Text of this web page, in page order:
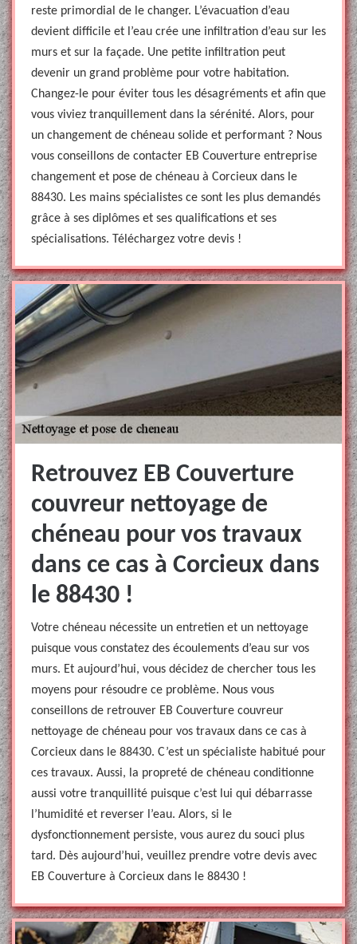
reste primordial de le changer. L’évacuation d’eau
devient difficile et l’eau crée une infiltration d’eau sur les
murs et sur la façade. Une petite infiltration peut
devenir un grand problème pour votre habitation.
Changez-le pour éviter tous les désagréments et afin que
vous viviez tranquillement dans la sérénité. Alors, pour
un changement de chéneau solide et performant ? Nous
vous conseillons de contacter EB Couverture entreprise
changement et pose de chéneau à Corcieux dans le
88430. Les mains spécialistes ce sont les plus demandés
grâce à ses diplômes et ses qualifications et ses
spécialisations. Téléchargez votre devis !
Retrouvez EB Couverture
couvreur nettoyage de
chéneau pour vos travaux
dans ce cas à Corcieux dans
le 88430 !
Votre chéneau nécessite un entretien et un nettoyage
puisque vous constatez des écoulements d’eau sur vos
murs. Et aujourd’hui, vous décidez de chercher tous les
moyens pour résoudre ce problème. Nous vous
conseillons de retrouver EB Couverture couvreur
nettoyage de chéneau pour vos travaux dans ce cas à
Corcieux dans le 88430. C’est un spécialiste habitué pour
ces travaux. Aussi, la propreté de chéneau conditionne
aussi votre tranquillité puisque c’est lui qui débarrasse
l’humidité et reverser l’eau. Alors, si le
dysfonctionnement persiste, vous aurez du souci plus
tard. Dès aujourd’hui, veuillez prendre votre devis avec
EB Couverture à Corcieux dans le 88430 !